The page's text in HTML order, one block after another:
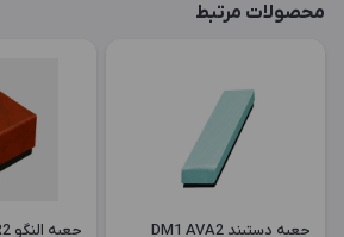
محصولات مرتبط
جعبه دستبند DM1 AVA2 جعبه النگو OM1 ALR2